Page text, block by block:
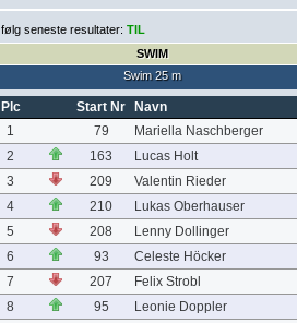
følg seneste resultater: TIL
SWIM
Swim 25 m
Plc Start Nr
Navn
1
79
Mariella Naschberger
2
163
Lucas Holt
3
209
Valentin Rieder
4
210
Lukas Oberhauser
5
208
Lenny Dollinger
6
93
Celeste Höcker
7
207
Felix Strobl
8
95
Leonie Doppler